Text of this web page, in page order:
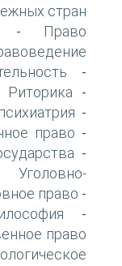
стран
-
Право
-
Риторика -
-
право -
-
Уголовно-
право -
-
право